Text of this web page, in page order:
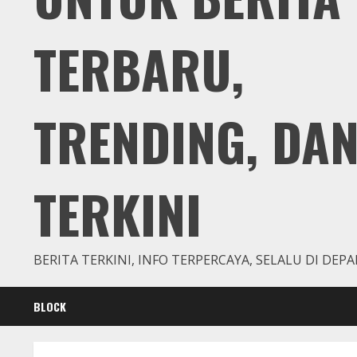
TERBARU,
TRENDING,
TERKINI
BERITA TERKINI, INFO TERPERCAYA, SELALU DI
BLOCK